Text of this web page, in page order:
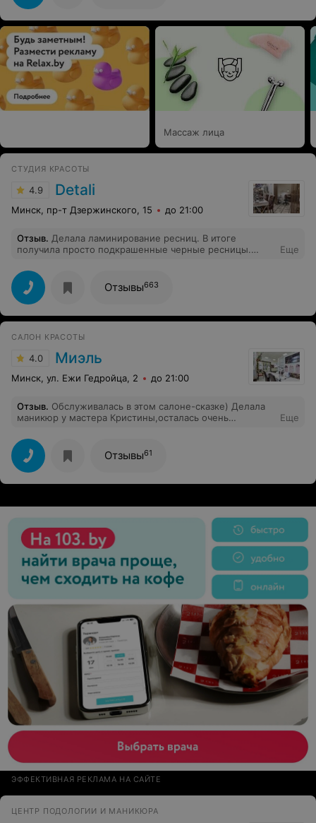
Массаж лица
СТУДИЯ КРАСОТЫ
4.9 Detali
Минск, пр-т Дзержинского, 15 до 21:00
Отзыв. Делала ламинирование ресниц. В итоге
получила просто подкрашенные черные ресницы.
убил. Завтра утром вы умоетесь и он появится
Еще
Отзывы663
САЛОН КРАСОТЫ
4.0 Миэль
Минск, ул. Ежи Гедройца, 2 до 21:00
Отзыв. Обслуживалась в этом салоне-сказке) Делала
маникюр у мастера Кристины,осталась очень
отличное покрытие!!!! Но,больше меня удивила
администратор Катерина,очень приятная
девушка,очень внимательна к клиентам,улыбчивая и с
огромным знанием индустрии красоты и услуг салона!
(в наше время это большая редкость) Я засыпала Ее
очень доступно рассказа,провела экскурсию по
салону! Если бы в салонах были такие администраторы
,довольных клиентов оставалось бы больше!!!
Спасибо,Вам салон Миэль! Теперь ваш постоянный
клиент!
Еще
Отзывы61
ЭФФЕКТИВНАЯ РЕКЛАМА НА САЙТЕ
ЦЕНТР ПОДОЛОГИИ И МАНИКЮРА